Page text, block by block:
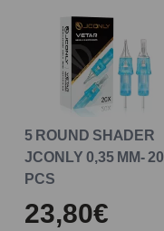
5 ROUND SHADER
JCONLY 0,35 MM- 20
PCS
23,80€